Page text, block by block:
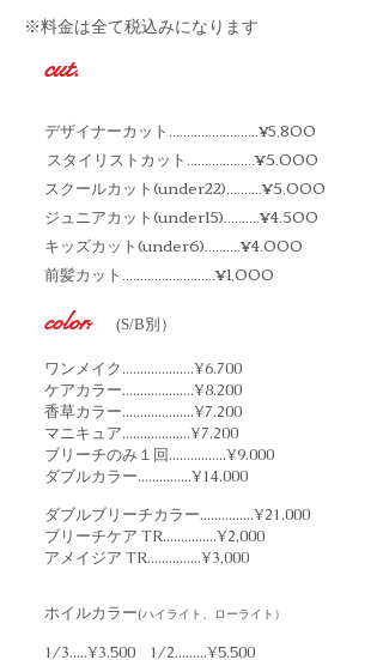
※料金は全て税込みになります
cut.
デザイナーカット.........................¥5,800
スタイリストカット...................¥5.000
スクールカット(under22)..........¥5,000
ジュニアカット(under15)..........¥4.500
キッズカット(under6)..........¥4.000
前髪カット..........................¥1,000
color. (S/B別）
ワンメイク....................¥6.700
ケアカラー....................¥8.200
香草カラー....................¥7.200
マニキュア...................¥7.200
​ブリーチのみ１回................¥9.000
ダブルカラー...............¥14.000
ダブルブリーチカラー...............¥21.000
​ブリーチケア TR...............¥2,000
アメイジア TR...............¥3,000
ホイルカラー(ハイライト、ローライト）
1/3.....¥3.500 1/2.........¥5.500